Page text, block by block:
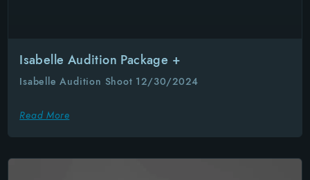
Isabelle Audition Package +
Isabelle Audition Shoot 12/30/2024
Read More